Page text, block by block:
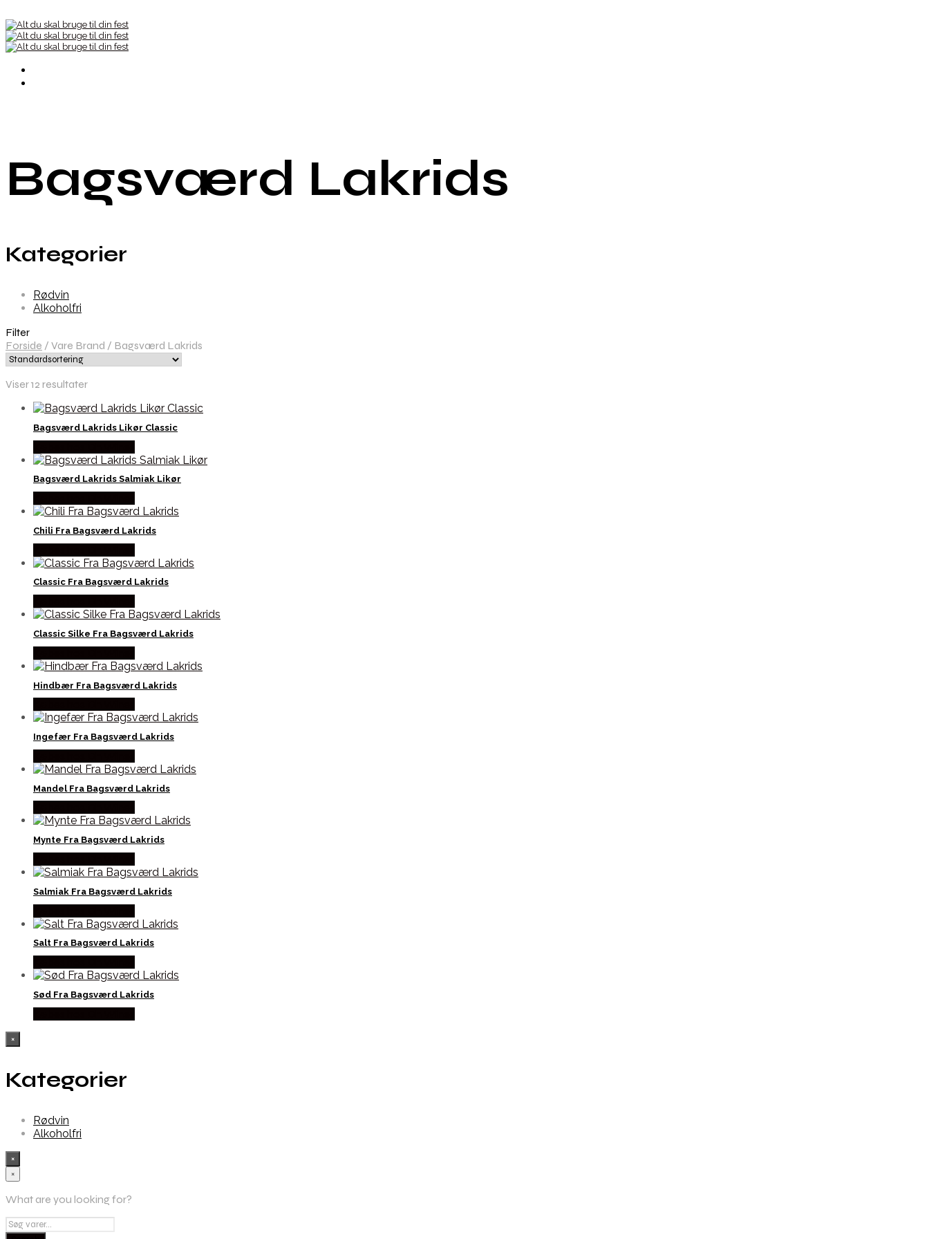
Bagsværd Lakrids
Kategorier
Rødvin
Alkoholfri
Filter
Forside / Vare Brand / Bagsværd Lakrids
Viser 12 resultater
Bagsværd Lakrids Likør Classic
Bagsværd Lakrids Salmiak Likør
Chili Fra Bagsværd Lakrids
Classic Fra Bagsværd Lakrids
Classic Silke Fra Bagsværd Lakrids
Hindbær Fra Bagsværd Lakrids
Ingefær Fra Bagsværd Lakrids
Mandel Fra Bagsværd Lakrids
Mynte Fra Bagsværd Lakrids
Salmiak Fra Bagsværd Lakrids
Salt Fra Bagsværd Lakrids
Sød Fra Bagsværd Lakrids
×
Kategorier
Rødvin
Alkoholfri
×
×
What are you looking for?